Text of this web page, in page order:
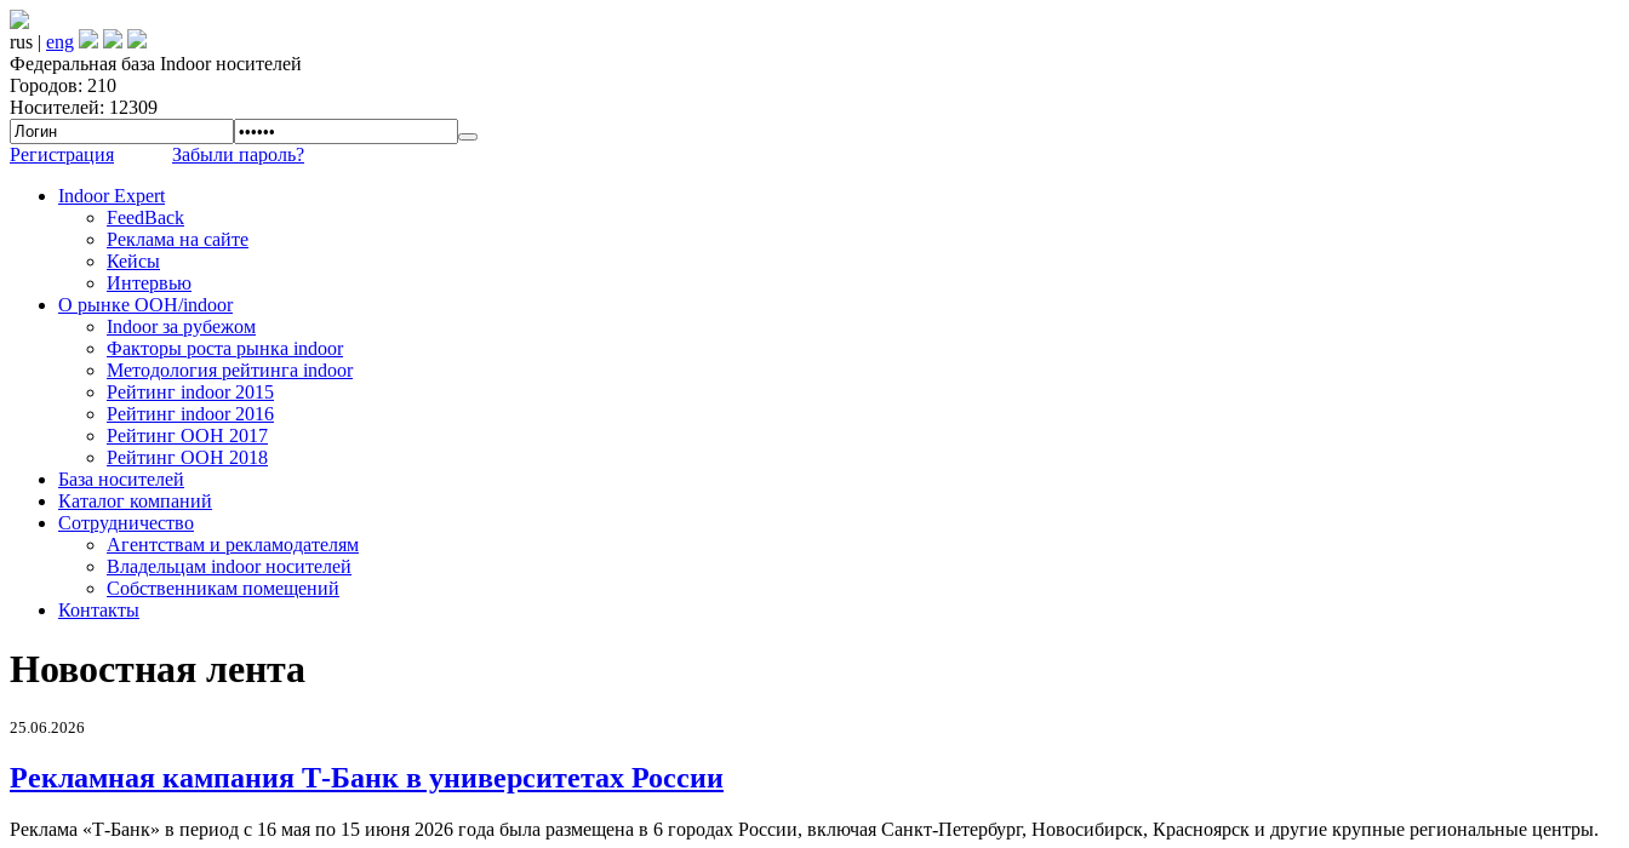
rus | eng
Федеральная база Indoor носителей
Городов: 210
Носителей: 12309
Регистрация
Забыли пароль?
Indoor Expert
FeedBack
Реклама на сайте
Кейсы
Интервью
О рынке OOH/indoor
Indoor за рубежом
Факторы роста рынка indoor
Методология рейтинга indoor
Рейтинг indoor 2015
Рейтинг indoor 2016
Рейтинг OOH 2017
Рейтинг OOH 2018
База носителей
Каталог компаний
Сотрудничество
Агентствам и рекламодателям
Владельцам indoor носителей
Собственникам помещений
Контакты
Новостная лента
25.06.2026
Рекламная кампания Т-Банк в университетах России
Реклама «Т-Банк» в период с 16 мая по 15 июня 2026 года была размещена в 6 городах России, включая Санкт-Петербург, Новосибирск, Красноярск и другие крупные региональные центры.